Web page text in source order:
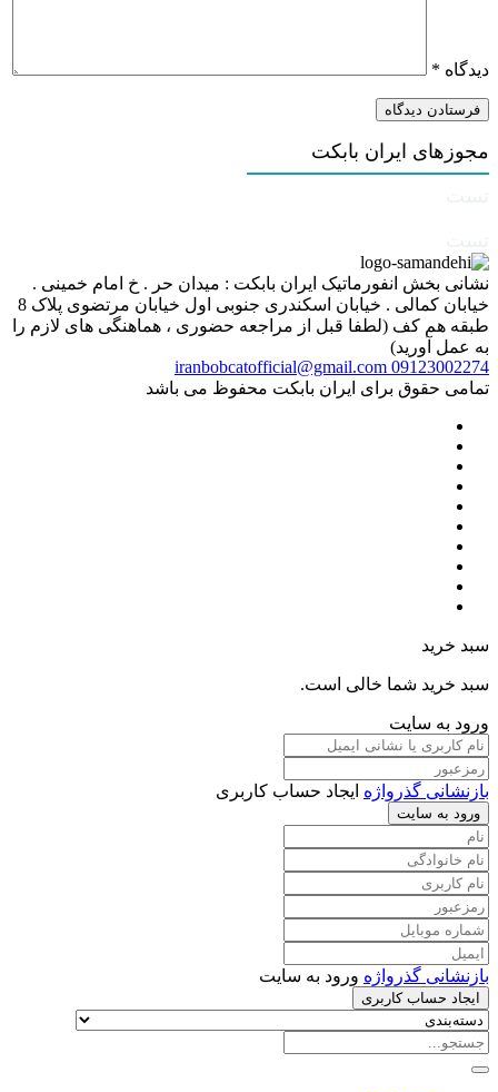
دیدگاه *
مجوزهای ایران بابکت
نشانی بخش انفورماتیک ایران بابکت : میدان حر . خ امام خمینی .
خیابان کمالی . خیابان اسکندری جنوبی اول خیابان مرتضوی پلاک 8
طبقه هم کف (لطفا قبل از مراجعه حضوری ، هماهنگی های لازم را
به عمل آورید)
09123002274
iranbobcatofficial@gmail.com
تمامی حقوق برای ایران بابکت محفوظ می باشد
سبد خرید
سبد خرید شما خالی است.
ورود به سایت
بازنشانی گذرواژه ایجاد حساب کاربری
ورود به سایت
بازنشانی گذرواژه ورود به سایت
ایجاد حساب کاربری